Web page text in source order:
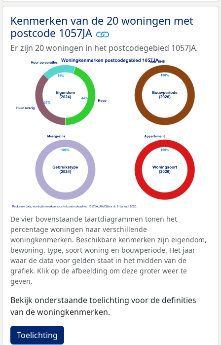
Kenmerken van de 20 woningen met
postcode 1057JA
Er zijn 20 woningen in het postcodegebied 1057JA.
De vier bovenstaande taartdiagrammen tonen het
percentage woningen naar verschillende
woningkenmerken. Beschikbare kenmerken zijn eigendom,
bewoning, type, soort woning en bouwperiode. Het jaar
waar de data voor gelden staat in het midden van de
grafiek. Klik op de afbeelding om deze groter weer te
geven.
Bekijk onderstaande toelichting voor de definities
van de woningkenmerken.
Toelichting